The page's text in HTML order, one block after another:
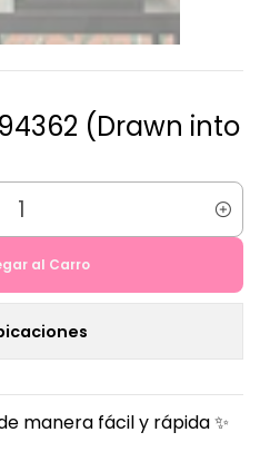
(Drawn into
al Carro
manera fácil y rápida ✨